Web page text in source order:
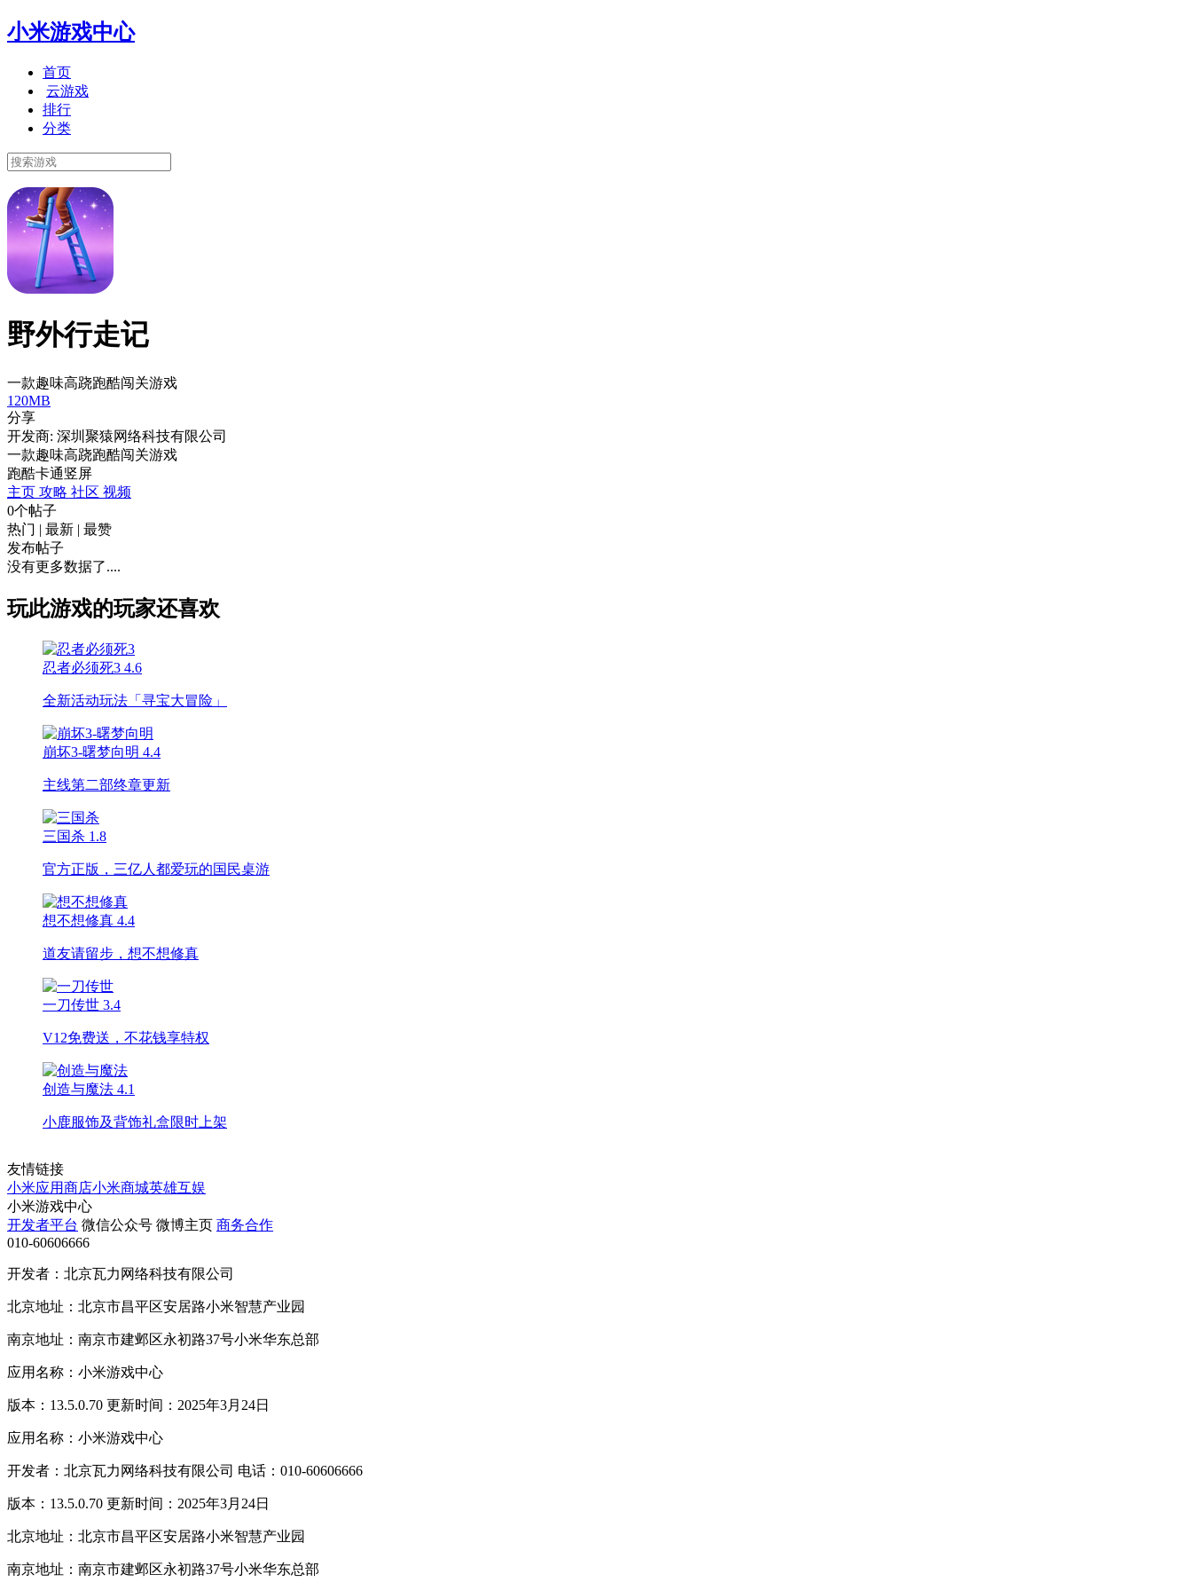
小米游戏中心
首页
云游戏
排行
分类
野外行走记
一款趣味高跷跑酷闯关游戏
120MB
分享
开发商: 深圳聚猿网络科技有限公司
一款趣味高跷跑酷闯关游戏
跑酷卡通竖屏
主页 攻略 社区 视频
0个帖子
热门 | 最新 | 最赞
发布帖子
没有更多数据了....
玩此游戏的玩家还喜欢
忍者必须死3 4.6
全新活动玩法「寻宝大冒险」
崩坏3-曙梦向明 4.4
主线第二部终章更新
三国杀 1.8
官方正版，三亿人都爱玩的国民桌游
想不想修真 4.4
道友请留步，想不想修真
一刀传世 3.4
V12免费送，不花钱享特权
创造与魔法 4.1
小鹿服饰及背饰礼盒限时上架
友情链接
小米应用商店小米商城英雄互娱
小米游戏中心
开发者平台 微信公众号 微博主页 商务合作
010-60606666
开发者：北京瓦力网络科技有限公司
北京地址：北京市昌平区安居路小米智慧产业园
南京地址：南京市建邺区永初路37号小米华东总部
应用名称：小米游戏中心
版本：13.5.0.70 更新时间：2025年3月24日
应用名称：小米游戏中心
开发者：北京瓦力网络科技有限公司 电话：010-60606666
版本：13.5.0.70 更新时间：2025年3月24日
北京地址：北京市昌平区安居路小米智慧产业园
南京地址：南京市建邺区永初路37号小米华东总部